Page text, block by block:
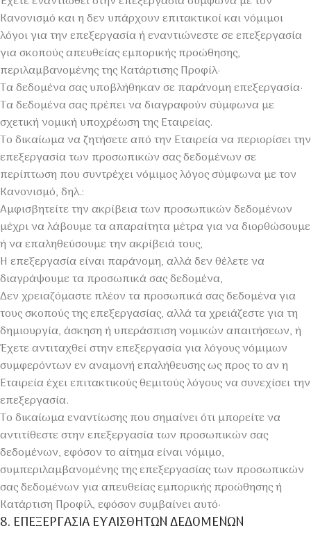
Κανονισμό και η δεν υπάρχουν επιτακτικοί και νόμιμοι
λόγοι για την επεξεργασία ή εναντιώνεστε σε επεξεργασία
για σκοπούς απευθείας εμπορικής προώθησης,
περιλαμβανομένης της Κατάρτισης Προφίλ·
Τα δεδομένα σας υποβλήθηκαν σε παράνομη επεξεργασία·
Τα δεδομένα σας πρέπει να διαγραφούν σύμφωνα με
σχετική νομική υποχρέωση της Εταιρείας.
Το δικαίωμα να ζητήσετε από την Εταιρεία να περιορίσει την
επεξεργασία των προσωπικών σας δεδομένων σε
περίπτωση που συντρέχει νόμιμος λόγος σύμφωνα με τον
Κανονισμό, δηλ.:
Αμφισβητείτε την ακρίβεια των προσωπικών δεδομένων
μέχρι να λάβουμε τα απαραίτητα μέτρα για να διορθώσουμε
ή να επαληθεύσουμε την ακρίβειά τους,
Η επεξεργασία είναι παράνομη, αλλά δεν θέλετε να
διαγράψουμε τα προσωπικά σας δεδομένα,
Δεν χρειαζόμαστε πλέον τα προσωπικά σας δεδομένα για
τους σκοπούς της επεξεργασίας, αλλά τα χρειάζεστε για τη
δημιουργία, άσκηση ή υπεράσπιση νομικών απαιτήσεων, ή
Έχετε αντιταχθεί στην επεξεργασία για λόγους νόμιμων
συμφερόντων εν αναμονή επαλήθευσης ως προς το αν η
Εταιρεία έχει επιτακτικούς θεμιτούς λόγους να συνεχίσει την
επεξεργασία.
Το δικαίωμα εναντίωσης που σημαίνει ότι μπορείτε να
αντιτίθεστε στην επεξεργασία των προσωπικών σας
δεδομένων, εφόσον το αίτημα είναι νόμιμο,
συμπεριλαμβανομένης της επεξεργασίας των προσωπικών
σας δεδομένων για απευθείας εμπορικής προώθησης ή
Κατάρτιση Προφίλ, εφόσον συμβαίνει αυτό·
8. ΕΠΕΞΕΡΓΑΣΙΑ ΕΥΑΙΣΘΗΤΩΝ ΔΕΔΟΜΕΝΩΝ